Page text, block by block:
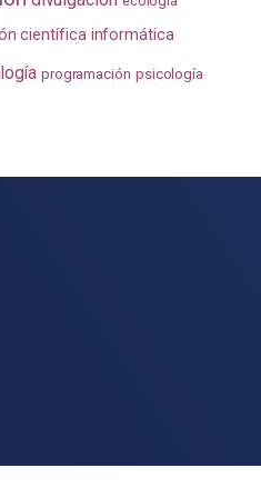
científica informática
programación psicología